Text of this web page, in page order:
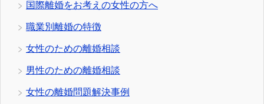
国際離婚をお考えの女性の方へ
職業別離婚の特徴
女性のための離婚相談
男性のための離婚相談
女性の離婚問題解決事例